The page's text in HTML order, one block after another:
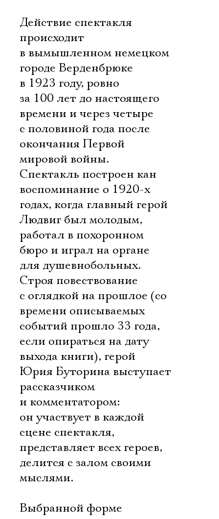
Действие спектакля
происходит
в вымышленном немецком
городе Верденбрюке
в 1923 году, ровно
за 100 лет до настоящего
времени и через четыре
с половиной года после
окончания Первой
мировой войны.
Спектакль построен кан
воспоминание о 1920-х
годах, когда главный герой
Людвиг был молодым,
работал в похоронном
бюро и играл на органе
для душевнобольных.
Строя повествование
с оглядкой на прошлое (со
времени описываемых
событий прошло 33 года,
если опираться на дату
выхода книги), герой
Юрия Буторина выступает
рассказчиком
и комментатором:
он участвует в каждой
сцене спектакля,
представляет всех героев,
делится с залом своими
мыслями.
Выбранной форме